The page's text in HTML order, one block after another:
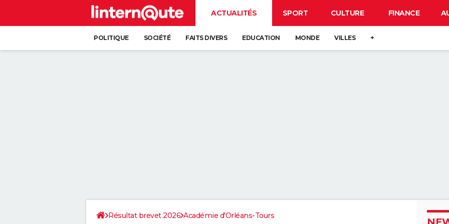
ACTUALITÉS SPORT CULTURE FINANCE
POLITIQUE SOCIÉTÉ FAITS DIVERS EDUCATION MONDE VILLES +
Résultat brevet 2026 Académie d'Orléans-Tours